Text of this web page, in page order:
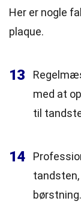
Her er nogle
plaque.
13
med at
til
14
børstning.